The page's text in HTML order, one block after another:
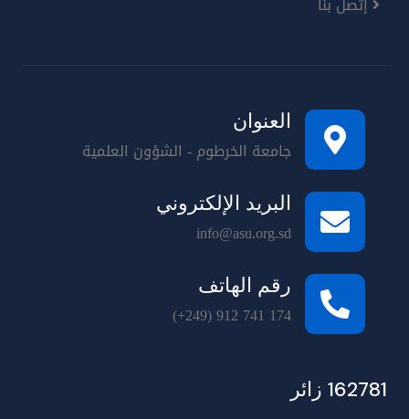
العنوان
جامعة الخرطوم - الشؤون العلمية
البريد الإلكتروني
info@asu.org.sd
رقم الهاتف
(+249) 912 741 174
162781 زائر